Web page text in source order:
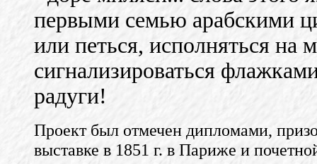
первыми семью арабскими
или петься, исполняться на
сигнализироваться
радуги!
Проект был отмечен дипломами,
выставке в 1851 г. в Париже и